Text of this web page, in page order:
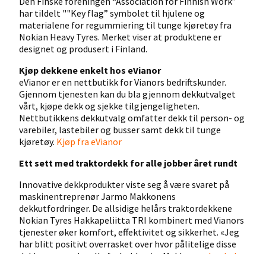
har tildelt ""Key flag” symbolet til hjulene og
materialene for regummiering til tunge kjøretøy fra
Nokian Heavy Tyres. Merket viser at produktene er
designet og produsert i Finland.
Kjøp dekkene enkelt hos eVianor
eVianor er en nettbutikk for Vianors bedriftskunder.
Gjennom tjenesten kan du bla gjennom dekkutvalget
vårt, kjøpe dekk og sjekke tilgjengeligheten.
Nettbutikkens dekkutvalg omfatter dekk til person- og
varebiler, lastebiler og busser samt dekk til tunge
kjøretøy. Kjøp fra eVianor
Ett sett med traktordekk for alle jobber året rundt
Innovative dekkprodukterviste seg å være svaret på
maskinentreprenørJarmo Makkonens
dekkutfordringer. De allsidige helårs traktordekkene
Nokian Tyres Hakkapeliitta TRI kombinert med Vianors
tjenester øker komfort, effektivitet og sikkerhet. «Jeg
har blitt positivt overrasket over hvor pålitelige disse